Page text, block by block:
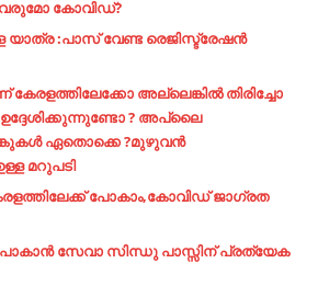
വരുമോ കോവിഡ്​?
യാത്ര :പാസ് വേണ്ട രെജിസ്ട്രേഷൻ
അല്ലെങ്കിൽ തിരിച്ചോ
? അപ്ലൈ
ഏതൊക്കെ ?മുഴുവൻ
മറുപടി
പോകാം,കോവിഡ് ജാഗ്രത
സേവാ സിന്ധു പാസ്സിന് പ്രത്യേക